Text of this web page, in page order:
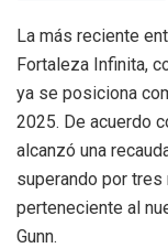
La más reciente
Fortaleza Infinita,
ya se posiciona
2025. De acuerdo
alcanzó una
superando por tres
perteneciente al
Gunn.